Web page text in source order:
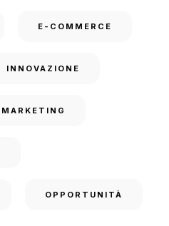
E-COMMERCE
INNOVAZIONE
MARKETING
OPPORTUNITÀ